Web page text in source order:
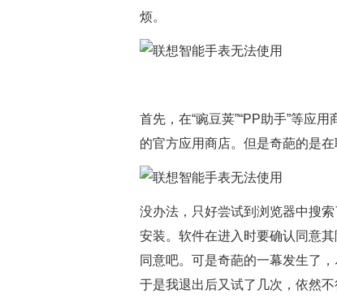
烦。
首先，在“豌豆荚”“PP助手”等应
的官方应用商店。但是奇葩的是
没办法，只好尝试到浏览器中搜
安装。软件在进入时要确认同意
同意吧。可是奇葩的一幕发生了
于是我退出后又试了几次，依然不